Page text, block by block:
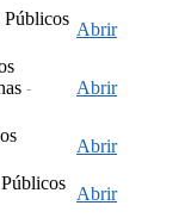
Abrir
-
Abrir
Abrir
Abrir